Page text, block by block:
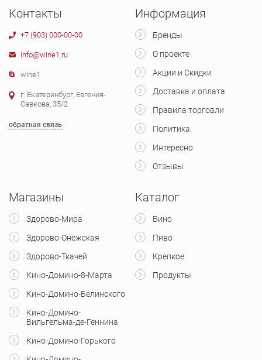
Контакты
+7 (903) 000-00-00
info@wine1.ru
wine1
г. Екатеринбург, Евгения-
Савкова, 35/2
обратная связь
Информация
Бренды
О проекте
Акции и Скидки
Доставка и оплата
Правила торговли
Политика
Интересно
Отзывы
Магазины
Здорово-Мира
Здорово-Онежская
Здорово-Ткачей
Кино-Домино-8-Марта
Кино-Домино-Белинского
Кино-Домино-
Вильгельма-де-Геннина
Кино-Домино-Горького
Каталог
Вино
Пиво
Крепкое
Продукты